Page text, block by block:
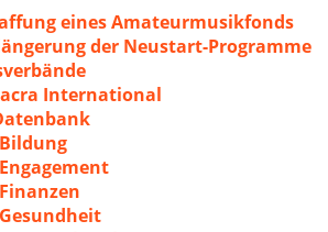
eines Amateurmusikfonds
der Neustart-Programme
International